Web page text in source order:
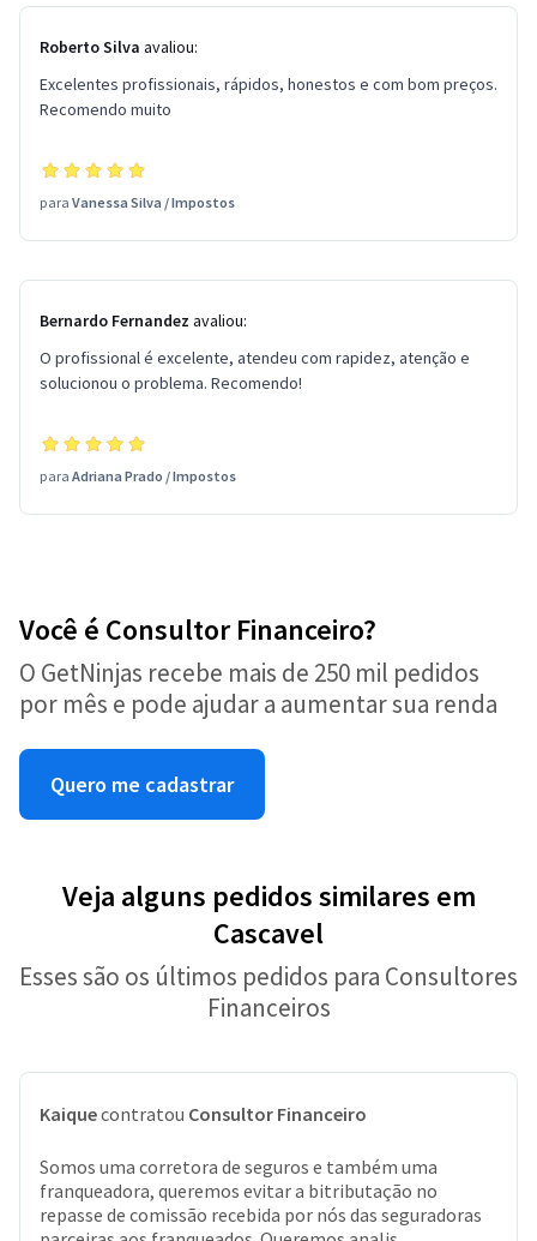
Roberto Silva avaliou:
Excelentes profissionais, rápidos, honestos e com bom preços.
Recomendo muito
para Vanessa Silva /Impostos
Bernardo Fernandez avaliou:
O profissional é excelente, atendeu com rapidez, atenção e
solucionou o problema. Recomendo!
para Adriana Prado /Impostos
Você é Consultor Financeiro?
O GetNinjas recebe mais de 250 mil pedidos
por mês e pode ajudar a aumentar sua renda
Quero me cadastrar
Veja alguns pedidos similares em
Cascavel
Esses são os últimos pedidos para Consultores
Financeiros
Kaiquecontratou Consultor Financeiro
Somos uma corretora de seguros e também uma
franqueadora, queremos evitar a bitributação no
repasse de comissão recebida por nós das seguradoras